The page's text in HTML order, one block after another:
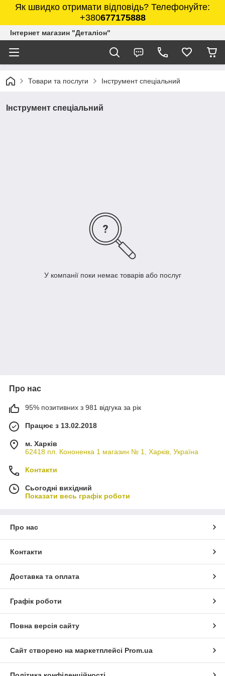
Як швидко отримати відповідь? Телефонуйте:
+380677175888
Інтернет магазин "Деталіон"
Товари та послуги Інструмент спеціальний
Інструмент спеціальний
У компанії поки немає товарів або послуг
Про нас
95% позитивних з 981 відгука за рік
Працює з 13.02.2018
м. Харків
62418 пл. Кононенка 1 магазин № 1, Харків, Україна
Контакти
Сьогодні вихідний
Показати весь графік роботи
Про нас
Контакти
Доставка та оплата
Графік роботи
Повна версія сайту
Сайт створено на маркетплейсі Prom.ua